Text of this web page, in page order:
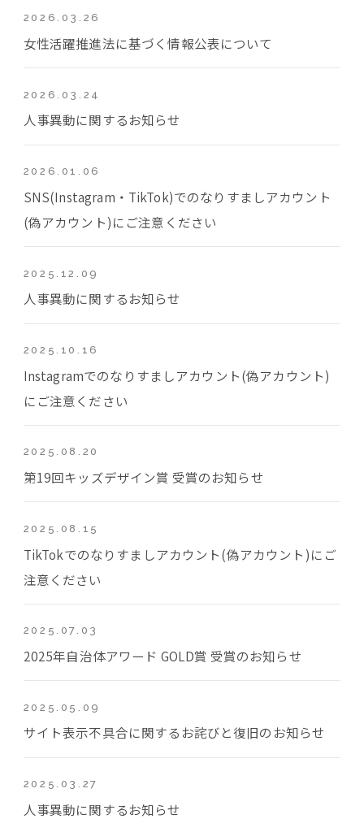
2026.03.26
女性活躍推進法に基づく情報公表について
2026.03.24
人事異動に関するお知らせ
2026.01.06
SNS(Instagram・TikTok)でのなりすましアカウント
(偽アカウント)にご注意ください
2025.12.09
人事異動に関するお知らせ
2025.10.16
Instagramでのなりすましアカウント(偽アカウント)
にご注意ください
2025.08.20
第19回キッズデザイン賞 受賞のお知らせ
2025.08.15
TikTokでのなりすましアカウント(偽アカウント)にご
注意ください
2025.07.03
2025年自治体アワード GOLD賞 受賞のお知らせ
2025.05.09
サイト表示不具合に関するお詫びと復旧のお知らせ
2025.03.27
人事異動に関するお知らせ